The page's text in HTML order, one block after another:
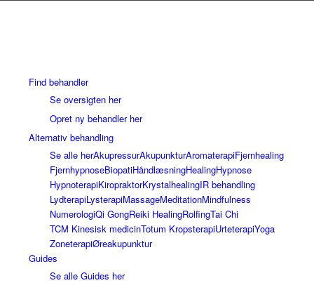
Find behandler
Se oversigten her
Opret ny behandler her
Alternativ behandling
Se alle herAkupressurAkupunkturAromaterapiFjernhealing
FjernhypnoseBiopatiHåndlæsningHealingHypnose
HypnoterapiKiropraktorKrystalhealingIR behandling
LydterapiLysterapiMassageMeditationMindfulness
NumerologiQi GongReiki HealingRolfingTai Chi
TCM Kinesisk medicinTotum KropsterapiUrteterapiYoga
ZoneterapiØreakupunktur
Guides
Se alle Guides her